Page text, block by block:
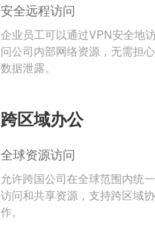
安全远程访问
企业员工可以通过VPN安全地
问公司内部网络资源，无需担心
数据泄露。
跨区域办公
全球资源访问
允许跨国公司在全球范围内统一
访问和共享资源，支持跨区域协
作。